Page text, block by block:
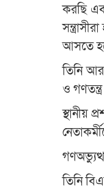
করছি
আসতে
তিনি
ও
স্থানীয়
তিনি